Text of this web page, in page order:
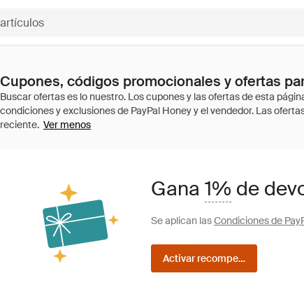
Cupones, códigos promocionales y ofertas
Ver menos
Gana 1% de
Se aplican lasCondiciones de
Activar recompensas